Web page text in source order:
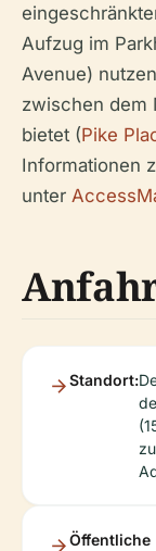
Aufzug im
Avenue)
zwischen dem
bietet (Pike
Informationen
unter
Standort:
Öffentliche